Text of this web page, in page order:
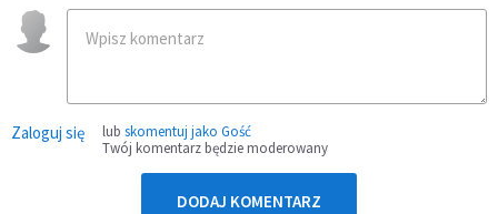
Zaloguj się lub skomentuj jako Gość
Twój komentarz będzie moderowany
DODAJ KOMENTARZ